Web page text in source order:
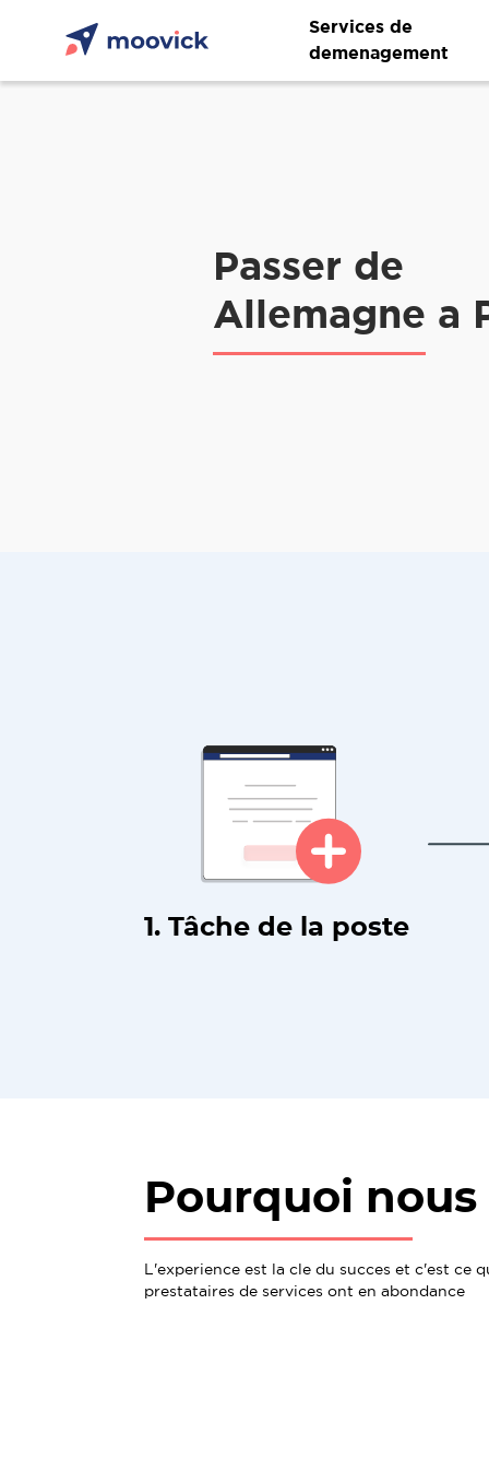
Services de
demenagement
Passer de
Allemagne a
1. Tâche de la poste
Pourquoi
L'experience est la cle du succes et c'est ce
prestataires de services ont en abondance